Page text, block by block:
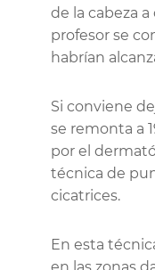
de la cabeza
profesor se
habrían
Si conviene
se remonta a
por el
técnica de
cicatrices.
En esta
en las zonas